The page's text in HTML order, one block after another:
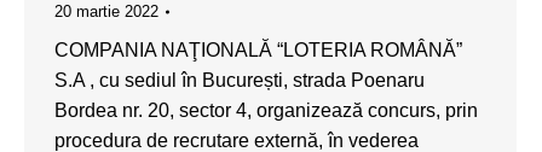
20 martie 2022
COMPANIA NAŢIONALĂ “LOTERIA ROMÂNĂ”
S.A , cu sediul în București, strada Poenaru
Bordea nr. 20, sector 4, organizează concurs, prin
procedura de recrutare externă, în vederea